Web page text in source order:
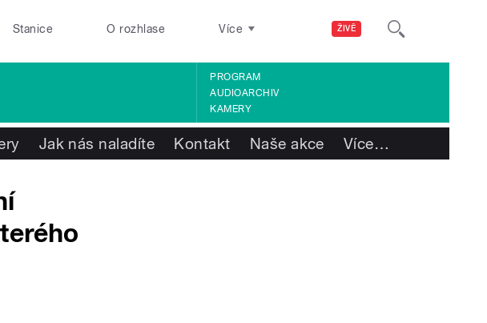
ŽIVĚ
Stanice O rozhlase Více
PROGRAM
AUDIOARCHIV
KAMERY
Jak nás naladíte Kontakt Naše akce Více…